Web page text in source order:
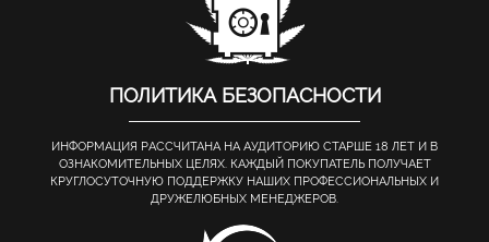
ПОЛИТИКА БЕЗОПАСНОСТИ
ИНФОРМАЦИЯ РАССЧИТАНА НА АУДИТОРИЮ СТАРШЕ 18 ЛЕТ И В
ОЗНАКОМИТЕЛЬНЫХ ЦЕЛЯХ. КАЖДЫЙ ПОКУПАТЕЛЬ ПОЛУЧАЕТ
КРУГЛОСУТОЧНУЮ ПОДДЕРЖКУ НАШИХ ПРОФЕССИОНАЛЬНЫХ И
ДРУЖЕЛЮБНЫХ МЕНЕДЖЕРОВ.